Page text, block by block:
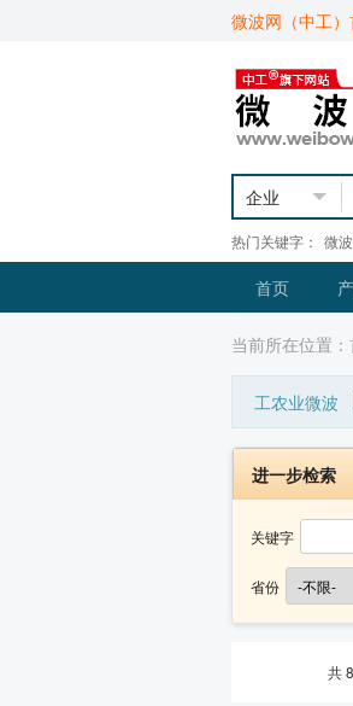
微波网（中工
热门关键字： 微
首页
当前所在位置：
工农业微波
进一步检索
关键字
省份
共